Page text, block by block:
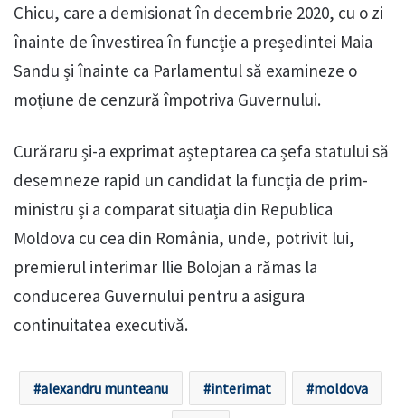
Chicu, care a demisionat în decembrie 2020, cu o zi
înainte de învestirea în funcție a președintei Maia
Sandu și înainte ca Parlamentul să examineze o
moțiune de cenzură împotriva Guvernului.
Curăraru și-a exprimat așteptarea ca șefa statului să
desemneze rapid un candidat la funcția de prim-
ministru și a comparat situația din Republica
Moldova cu cea din România, unde, potrivit lui,
premierul interimar Ilie Bolojan a rămas la
conducerea Guvernului pentru a asigura
continuitatea executivă.
alexandru munteanu interimat moldova